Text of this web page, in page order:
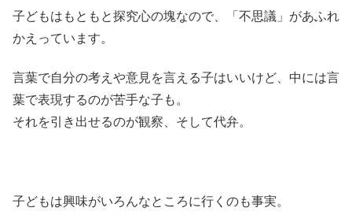
子どもはもともと探究心の塊なので、「不思議」があふれ
かえっています。
言葉で自分の考えや意見を言える子はいいけど、中には言
葉で表現するのが苦手な子も。
それを引き出せるのが観察、そして代弁。
子どもは興味がいろんなところに行くのも事実。